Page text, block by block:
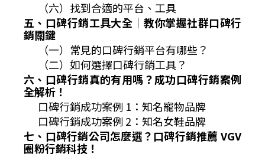
（六）找到合適的平台、工具
五、口碑行銷工具大全｜教你掌握社群口碑行
銷關鍵
（一）常見的口碑行銷平台有哪些？
（二）如何選擇口碑行銷工具？
六、口碑行銷真的有用嗎？成功口碑行銷案例
全解析！
口碑行銷成功案例 1：知名寵物品牌
口碑行銷成功案例 2：知名女鞋品牌
七、口碑行銷公司怎麼選？口碑行銷推薦 VGV
圈粉行銷科技！